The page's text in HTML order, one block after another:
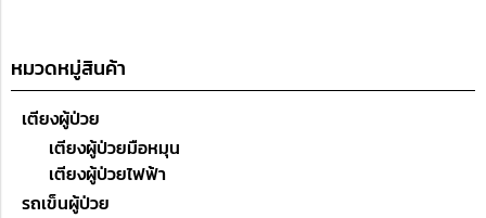
หมวดหมู่สินค้า
เตียงผู้ป่วย
เตียงผู้ป่วยมือหมุน
เตียงผู้ป่วยไฟฟ้า
รถเข็นผู้ป่วย